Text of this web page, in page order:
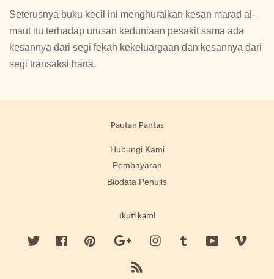
Seterusnya buku kecil ini menghuraikan kesan marad al-
maut itu terhadap urusan keduniaan pesakit sama ada
kesannya dari segi fekah kekeluargaan dan kesannya dari
segi transaksi harta.
Pautan Pantas
Hubungi Kami
Pembayaran
Biodata Penulis
Ikuti kami
Twitter FacebookPinterest Google InstagramTumblr YouTube